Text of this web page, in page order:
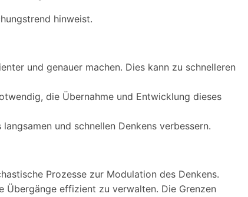
hinweist.
und genauer machen. Dies kann zu schnelleren
die Übernahme und Entwicklung dieses
und schnellen Denkens verbessern.
Prozesse zur Modulation des Denkens.
Übergänge effizient zu verwalten. Die Grenzen